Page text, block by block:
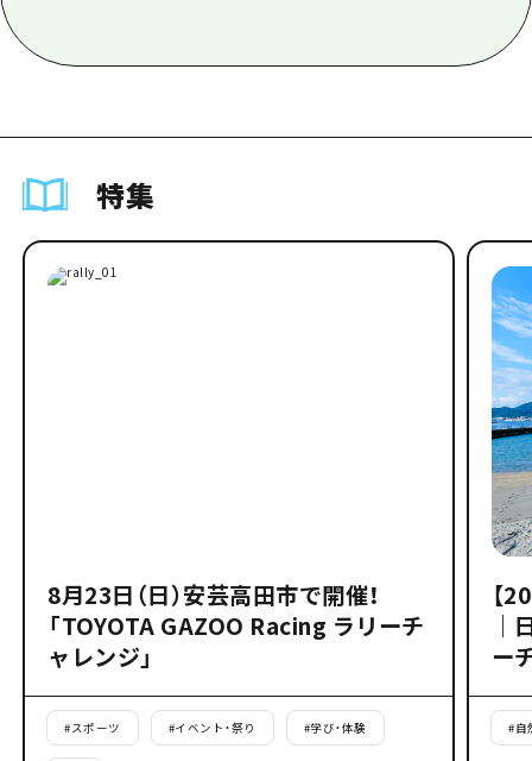
特集
8月23日（日）安芸高田市で開催！
「TOYOTA GAZOO Racing ラリーチ
ャレンジ」
#スポーツ #イベント・祭り #学び・体験
【
｜
ー
#自